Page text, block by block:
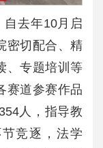
自去年10月启
密切配合、精
、专题培训等
赛道参赛作品
人，指导教
竞逐，法学